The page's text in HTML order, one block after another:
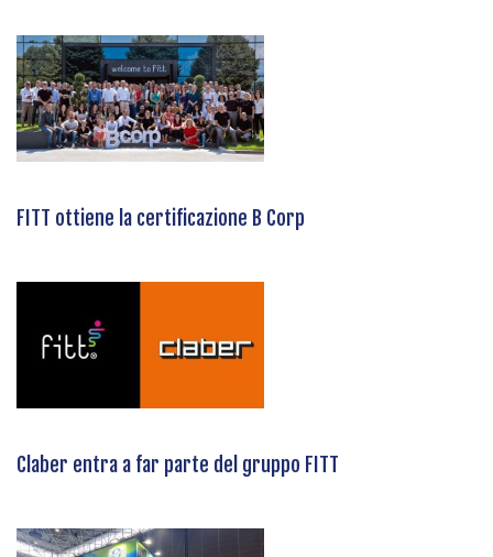
FITT ottiene la certificazione B Corp
Claber entra a far parte del gruppo FITT